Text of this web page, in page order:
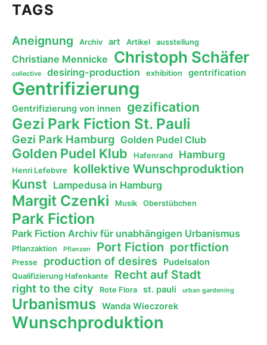
TAGS
Aneignung Archiv art Artikel ausstellung
Christiane Mennicke Christoph Schäfer
collective desiring-production exhibition gentrification
Gentrifizierung
Gentrifizierung von innen gezification
Gezi Park Fiction St. Pauli
Gezi Park Hamburg Golden Pudel Club
Golden Pudel Klub Hafenrand Hamburg
Henri Lefebvre kollektive Wunschproduktion
Kunst Lampedusa in Hamburg
Margit Czenki Musik Oberstübchen
Park Fiction
Park Fiction Archiv für unabhängigen Urbanismus
Pflanzaktion Pflanzen Port Fiction portfiction
Presse production of desires Pudelsalon
Qualifizierung Hafenkante Recht auf Stadt
right to the city Rote Flora st. pauli urban gardening
Urbanismus Wanda Wieczorek
Wunschproduktion